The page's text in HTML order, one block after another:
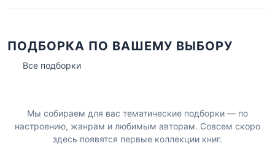
ПОДБОРКА ПО ВАШЕМУ ВЫБОРУ
Все подборки
Мы собираем для вас тематические подборки — по
настроению, жанрам и любимым авторам. Совсем скоро
здесь появятся первые коллекции книг.